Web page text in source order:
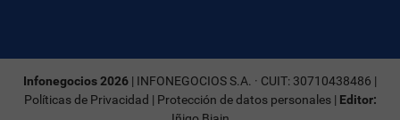
Infonegocios 2026 | INFONEGOCIOS S.A. · CUIT: 30710438486 |
Políticas de Privacidad | Protección de datos personales| Editor: